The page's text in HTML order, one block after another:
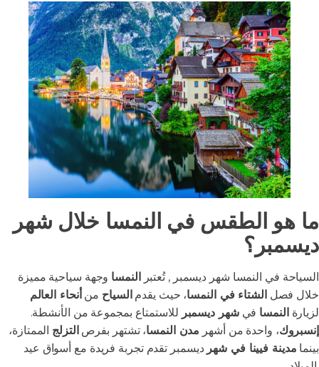
ما هو الطقس في النمسا خلال شهر
ديسمبر؟
السياحة في النمسا شهر ديسمبر , تُعتبر النمسا وجهة سياحية مميزة
خلال فصل الشتاء في النمسا، حيث يقدم السياح من أنحاء العالم
لزيارة النمسا فيشهر ديسمبر للاستمتاع بمجموعة من الأنشطة.
إنسبروك، واحدة من أشهر مدن النمسا، تشتهر بفرص التزلج الممتازة،
بينما مدينة فيينا في شهر ديسمبر تقدم تجربة فريدة مع أسواق عيد